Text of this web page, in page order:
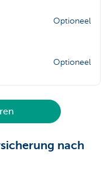
Optioneel
Optioneel
nach